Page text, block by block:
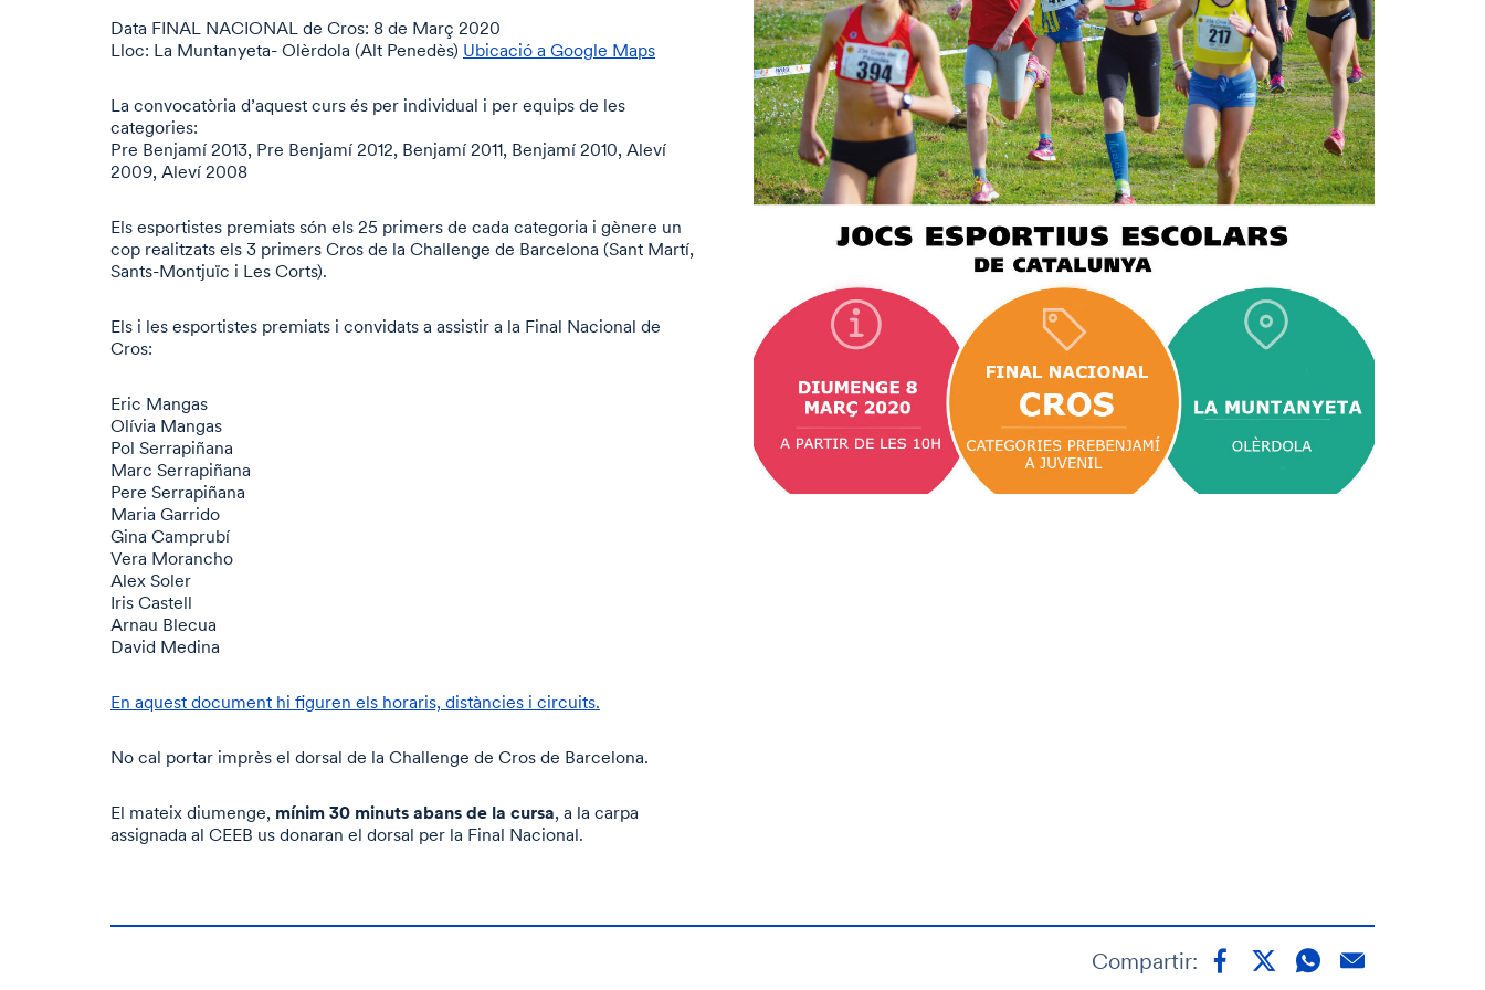
Data FINAL NACIONAL de Cros: 8 de Març 2020
Lloc: La Muntanyeta- Olèrdola (Alt Penedès) Ubicació a Google Maps
La convocatòria d’aquest curs és per individual i per equips de les
categories:
Pre Benjamí 2013, Pre Benjamí 2012, Benjamí 2011, Benjamí 2010, Aleví
2009, Aleví 2008
Els esportistes premiats són els 25 primers de cada categoria i gènere un
cop realitzats els 3 primers Cros de la Challenge de Barcelona (Sant Martí,
Sants-Montjuïc i Les Corts).
Els i les esportistes premiats i convidats a assistir a la Final Nacional de
Cros:
Eric Mangas
Olívia Mangas
Pol Serrapiñana
Marc Serrapiñana
Pere Serrapiñana
Maria Garrido
Gina Camprubí
Vera Morancho
Alex Soler
Iris Castell
Arnau Blecua
David Medina
En aquest document hi figuren els horaris, distàncies i circuits.
No cal portar imprès el dorsal de la Challenge de Cros de Barcelona.
El mateix diumenge, mínim 30 minuts abans de la cursa, a la carpa
assignada al CEEB us donaran el dorsal per la Final Nacional.
Compartir: